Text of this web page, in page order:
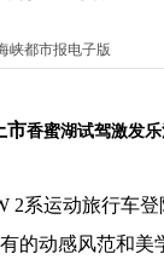
峡都市报电子版
市香蜜湖试驾激发
系运动旅行车登
的动感风范和美